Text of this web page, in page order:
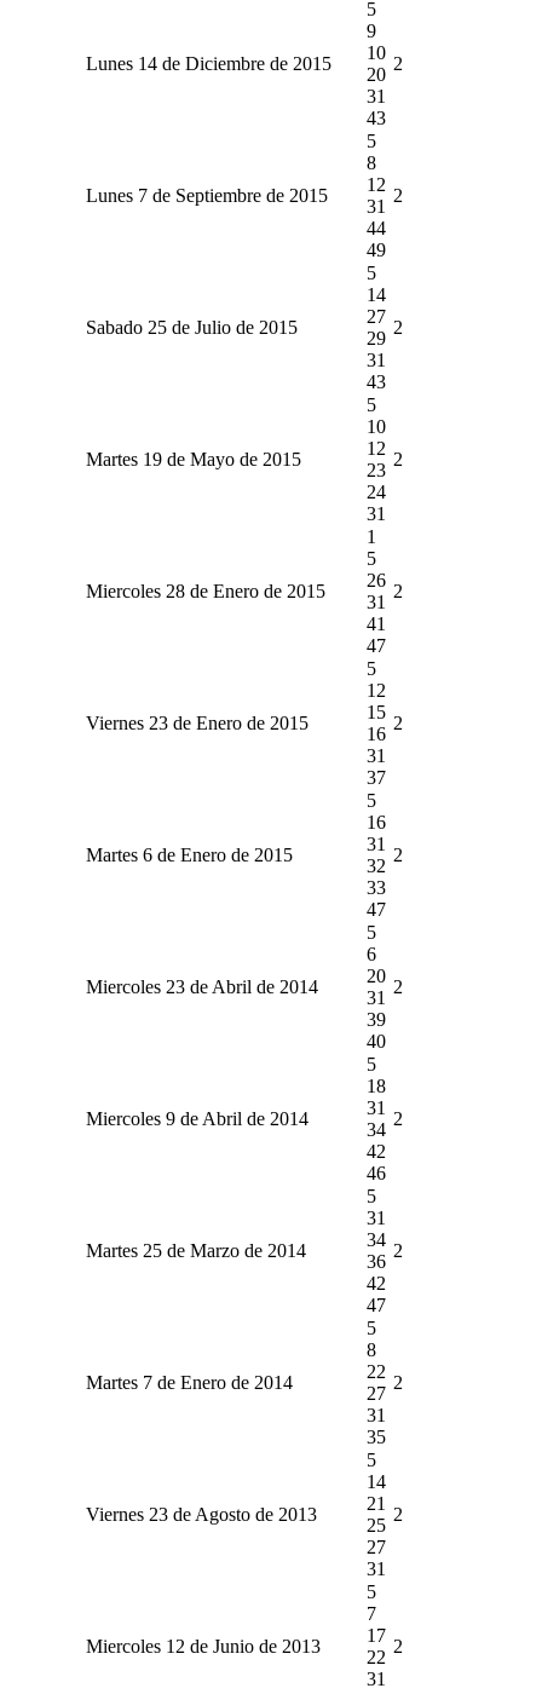
Lunes 14 de Diciembre de 2015
5
9
10
20
31
43
2
Lunes 7 de Septiembre de 2015
5
8
12
31
44
49
2
Sabado 25 de Julio de 2015
5
14
27
29
31
43
2
Martes 19 de Mayo de 2015
5
10
12
23
24
31
2
Miercoles 28 de Enero de 2015
1
5
26
31
41
47
2
Viernes 23 de Enero de 2015
5
12
15
16
31
37
2
Martes 6 de Enero de 2015
5
16
31
32
33
47
2
Miercoles 23 de Abril de 2014
5
6
20
31
39
40
2
Miercoles 9 de Abril de 2014
5
18
31
34
42
46
2
Martes 25 de Marzo de 2014
5
31
34
36
42
47
2
Martes 7 de Enero de 2014
5
8
22
27
31
35
2
Viernes 23 de Agosto de 2013
5
14
21
25
27
31
2
Miercoles 12 de Junio de 2013
5
7
17
22
31
2